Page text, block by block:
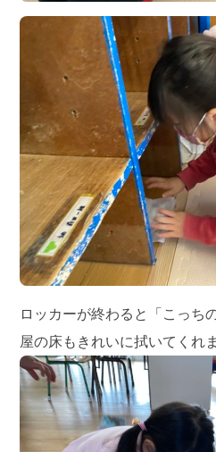
ロッカーが終わると「こっち
屋の床もきれいに拭いてくれ